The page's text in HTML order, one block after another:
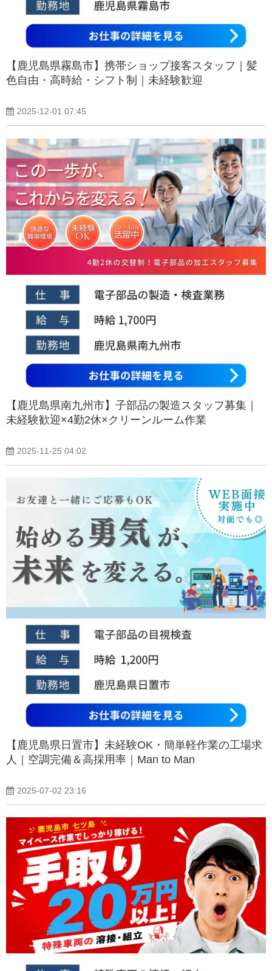
【鹿児島県霧島市】携帯ショップ接客スタッフ｜髪
色自由・高時給・シフト制｜未経験歓迎
2025-12-01 07:45
【鹿児島県南九州市】子部品の製造スタッフ募集｜
未経験歓迎×4勤2休×クリーンルーム作業
2025-11-25 04:02
【鹿児島県日置市】未経験OK・簡単軽作業の工場求
人｜空調完備＆高採用率｜Man to Man
2025-07-02 23:16